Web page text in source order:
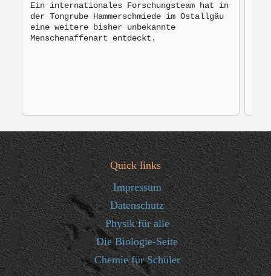
Ein internationales Forschungsteam hat in
der Tongrube Hammerschmiede im Ostallgäu
eine weitere bisher unbekannte
Menschenaffenart entdeckt.
Quick links
Impressum
Datenschutz
Physik für alle
Die Biologie-Seite
Chemie für Schüler